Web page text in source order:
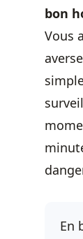
bon
Vous
En